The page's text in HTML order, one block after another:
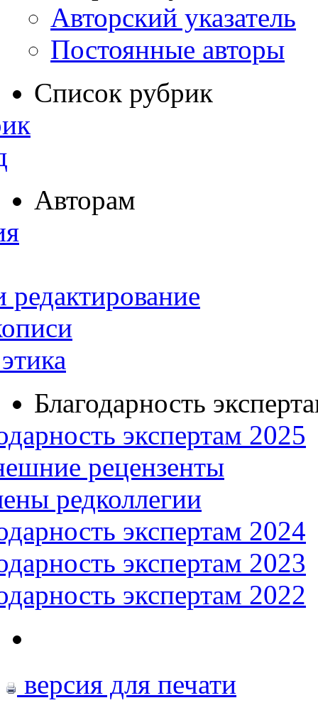
Авторский указатель
Постоянные авторы
Список рубрик
Авторам
редактирование
Благодарность
экспертам 2025
рецензенты
редколлегии
экспертам 2024
экспертам 2023
экспертам 2022
версия для печати